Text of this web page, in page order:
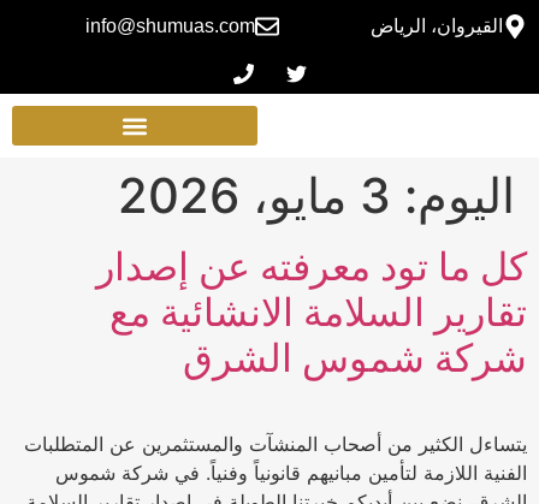
القيروان، الرياض info@shumuas.com
اليوم: 3 مايو، 2026
كل ما تود معرفته عن إصدار
تقارير السلامة الانشائية مع
شركة شموس الشرق
يتساءل الكثير من أصحاب المنشآت والمستثمرين عن المتطلبات
الفنية اللازمة لتأمين مبانيهم قانونياً وفنياً. في شركة شموس